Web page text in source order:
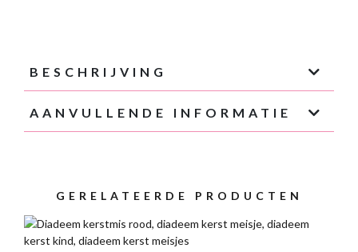
BESCHRIJVING
AANVULLENDE INFORMATIE
GERELATEERDE PRODUCTEN